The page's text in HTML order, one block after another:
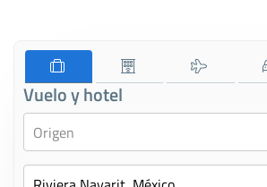
Vuelo y hotel